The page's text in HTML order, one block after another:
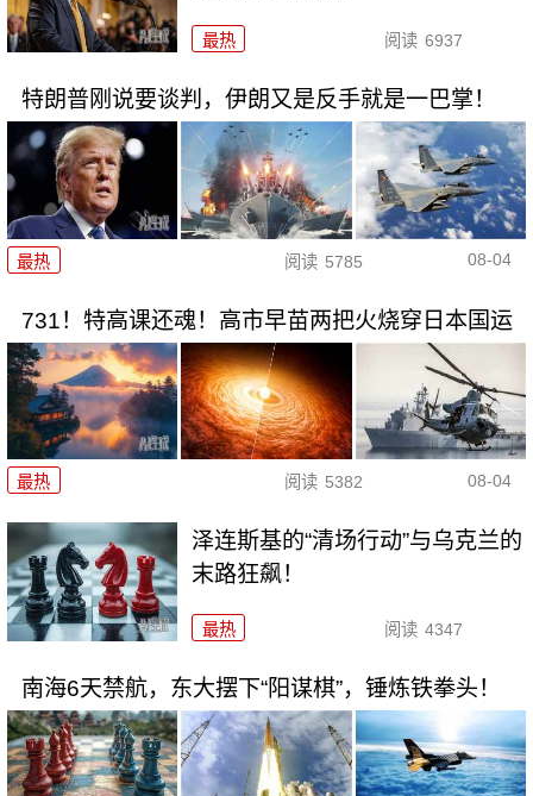
最热 阅读 6937
特朗普刚说要谈判，伊朗又是反手就是一巴掌！
最热 阅读 5785 08-04
731！特高课还魂！高市早苗两把火烧穿日本国运
最热 阅读 5382 08-04
泽连斯基的“清场行动”与乌克兰的
末路狂飙！
最热 阅读 4347
南海6天禁航，东大摆下“阳谋棋”，锤炼铁拳头！